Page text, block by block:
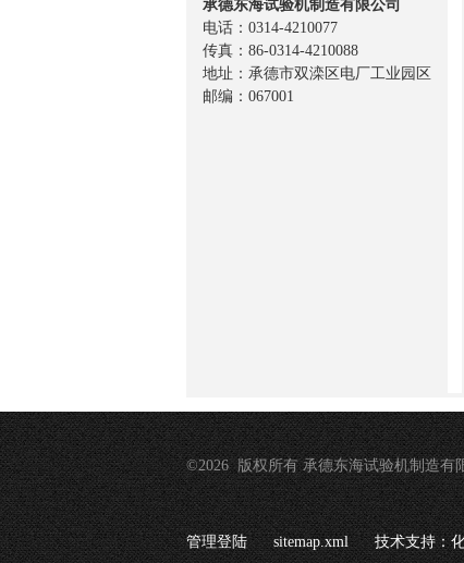
承德东海试验机制造有限公司
电话：0314-4210077
传真：86-0314-4210088
地址：承德市双滦区电厂工业园区
邮编：067001
©2026 版权所有 承德东海试验机制造有
管理登陆 sitemap.xml 技术支持：